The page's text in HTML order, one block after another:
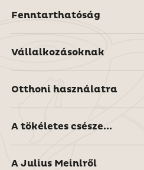
Fenntarthatóság
Vállalkozásoknak
Otthoni használatra
A tökéletes csésze...
A Julius Meinlről